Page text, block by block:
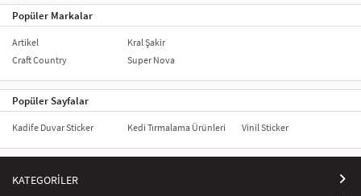
Popüler Markalar
Artikel
Craft Country
Kral Şakir
Super Nova
Popüler Sayfalar
Kadife Duvar Sticker Kedi Tırmalama Ürünleri Vinil Sticker
KATEGORİLER